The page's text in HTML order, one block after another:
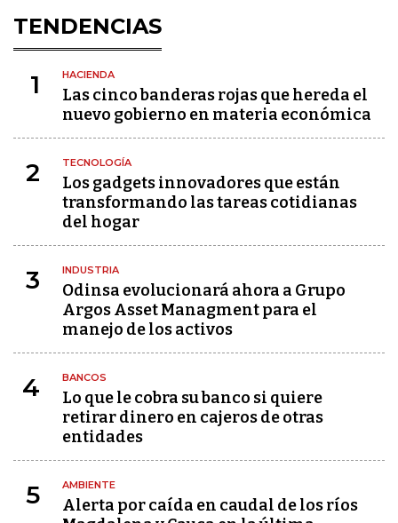
TENDENCIAS
1 HACIENDA
Las cinco banderas rojas que hereda el
nuevo gobierno en materia económica
2 TECNOLOGÍA
Los gadgets innovadores que están
transformando las tareas cotidianas
del hogar
3 INDUSTRIA
Odinsa evolucionará ahora a Grupo
Argos Asset Managment para el
manejo de los activos
4 BANCOS
Lo que le cobra su banco si quiere
retirar dinero en cajeros de otras
entidades
5 AMBIENTE
Alerta por caída en caudal de los ríos